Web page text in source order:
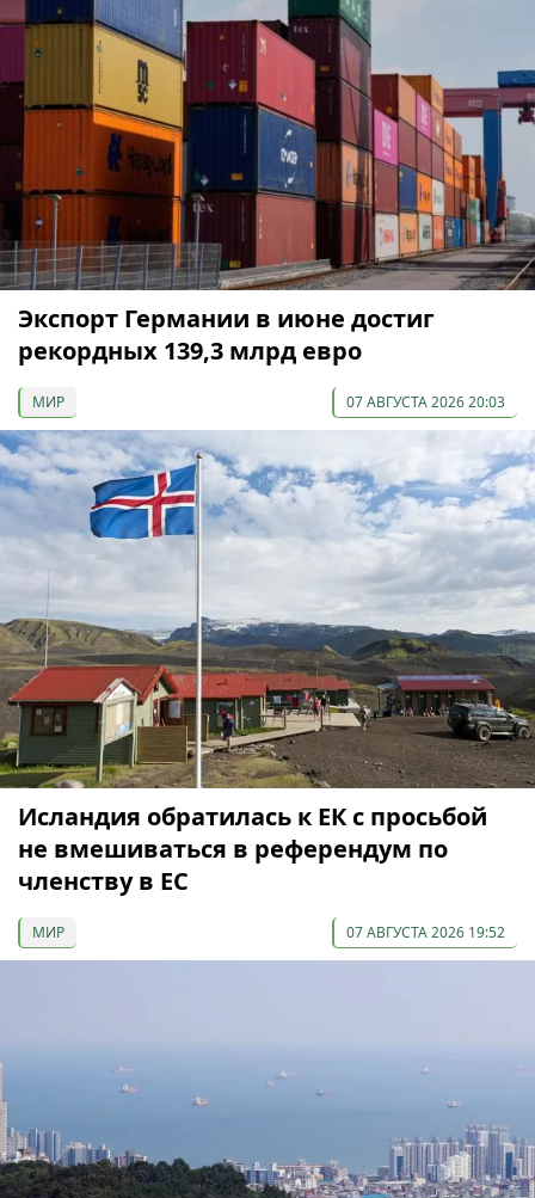
Экспорт Германии в июне достиг
рекордных 139,3 млрд евро
МИР 07 АВГУСТА 2026 20:03
Исландия обратилась к ЕК с просьбой
не вмешиваться в референдум по
членству в ЕС
МИР 07 АВГУСТА 2026 19:52